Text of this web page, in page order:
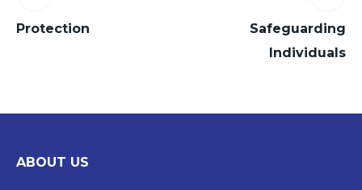
Protection
Safeguarding
Individuals
ABOUT US